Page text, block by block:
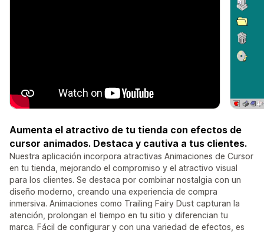
Aumenta el atractivo de tu tienda con efectos de
cursor animados. Destaca y cautiva a tus clientes.
Nuestra aplicación incorpora atractivas Animaciones de Cursor
en tu tienda, mejorando el compromiso y el atractivo visual
para los clientes. Se destaca por combinar nostalgia con un
diseño moderno, creando una experiencia de compra
inmersiva. Animaciones como Trailing Fairy Dust capturan la
atención, prolongan el tiempo en tu sitio y diferencian tu
marca. Fácil de configurar y con una variedad de efectos, es